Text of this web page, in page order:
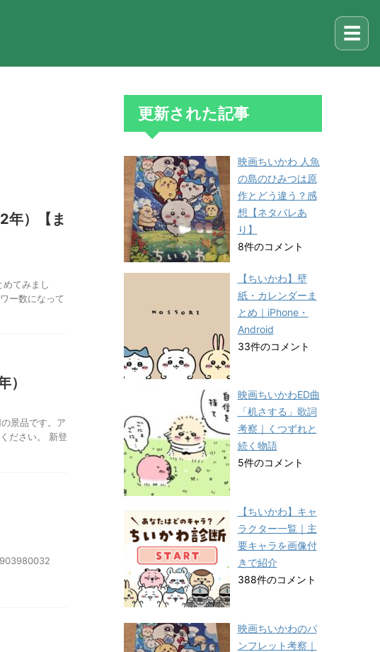
☰
年）【ま
てみまし
ー数になって
）
景品です。ア
ださい。 新登
更新された記事
映画ちいかわ 人魚
の島のひみつは原
作とどう違う？感
想【ネタバレあ
り】
8件のコメント
【ちいかわ】壁
紙・カレンダーま
とめ｜iPhone・
Android
33件のコメント
映画ちいかわED曲
「机さする」歌詞
考察｜くつずれと
続く物語
5件のコメント
【ちいかわ】キャ
ラクター一覧｜主
要キャラを画像付
きで紹介
388件のコメント
映画ちいかわのパ
ンフレット考察｜